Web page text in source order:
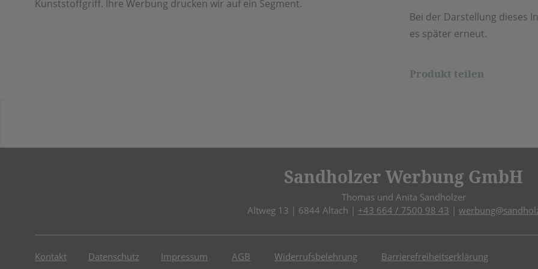
Kunststoffgriff. Ihre Werbung drucken wir auf ein Segment.
Bei der Darstellung dieses
es später erneut.
Produkt teilen
Sandholzer Werbung GmbH
Thomas und Anita Sandholzer
Altweg 13 | 6844 Altach | +43 664 / 7500 98 43 |
Kontakt Datenschutz Impressum AGB Widerrufsbelehrung Barrierefreiheitserklärung